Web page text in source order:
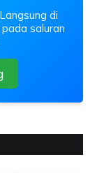
Langsung di
saluran